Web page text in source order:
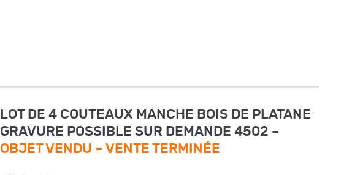
LOT DE 4 COUTEAUX MANCHE BOIS DE PLATANE
GRAVURE POSSIBLE SUR DEMANDE 4502 –
OBJET VENDU – VENTE TERMINÉE